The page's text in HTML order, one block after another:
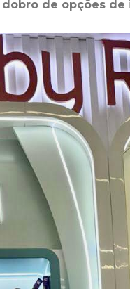
de opções de